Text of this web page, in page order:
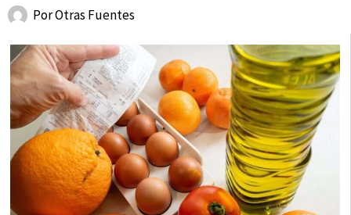
PorOtras Fuentes